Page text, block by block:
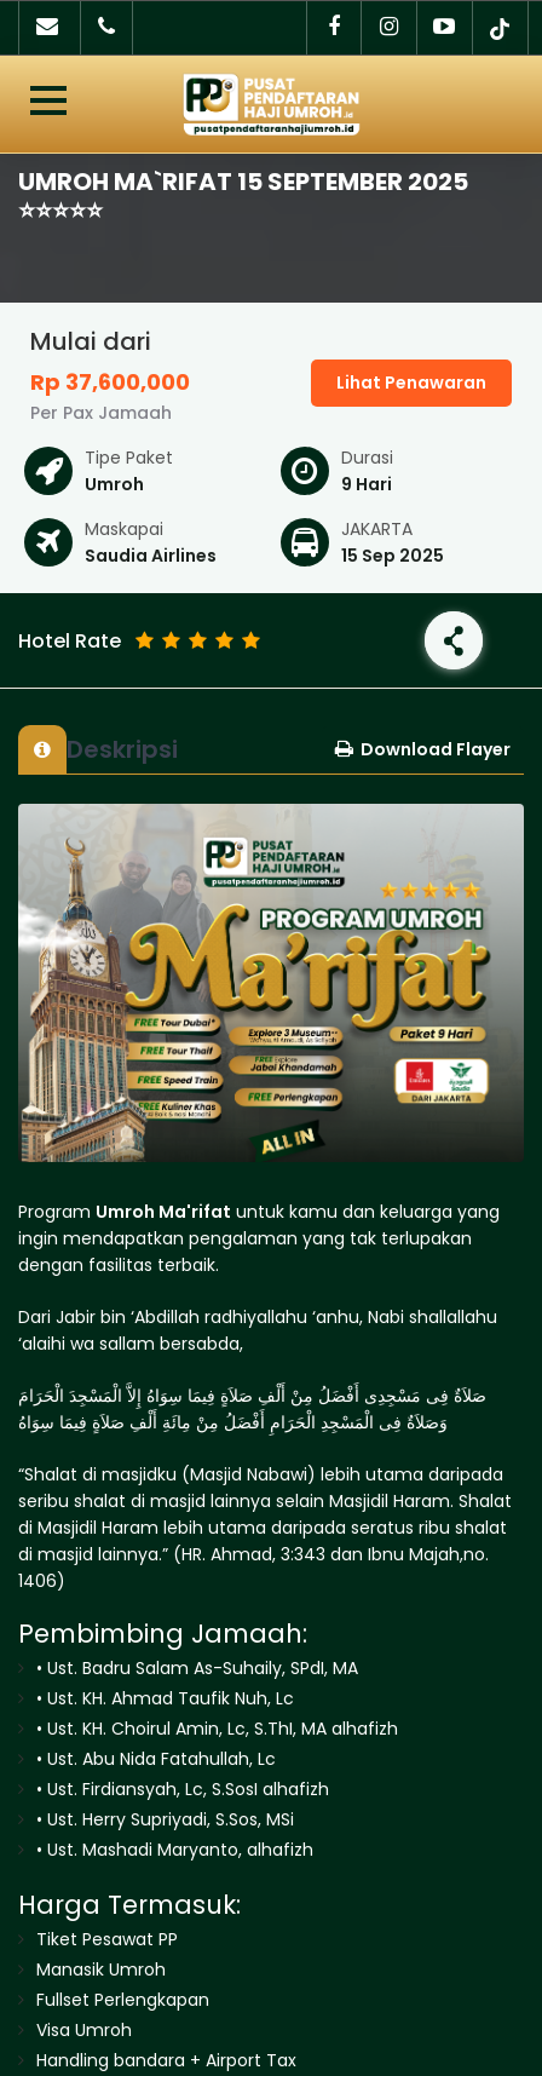
UMROH MA`RIFAT 15 SEPTEMBER 2025
⭐️⭐️⭐️⭐️⭐️
Tipe Paket
Umroh
Durasi
9 Hari
Maskapai
Saudia Airlines
JAKARTA
15 Sep 2025
Mulai dari
Rp 37,600,000
Per Pax Jamaah
Lihat Penawaran
Hotel Rate
Deskripsi Download Flayer
Program Umroh Ma'rifat untuk kamu dan keluarga yang
ingin mendapatkan pengalaman yang tak terlupakan
dengan fasilitas terbaik.
Dari Jabir bin ‘Abdillah radhiyallahu ‘anhu, Nabi shallallahu
‘alaihi wa sallam bersabda,
صَلاَةٌ فِى مَسْجِدِى أَفْضَلُ مِنْ أَلْفِ صَلاَةٍ فِيمَا سِوَاهُ إِلاَّ الْمَسْجِدَ الْحَرَامَ
وَصَلاَةٌ فِى الْمَسْجِدِ الْحَرَامِ أَفْضَلُ مِنْ مِائَةِ أَلْفِ صَلاَةٍ فِيمَا سِوَاهُ
“Shalat di masjidku (Masjid Nabawi) lebih utama daripada
seribu shalat di masjid lainnya selain Masjidil Haram. Shalat
di Masjidil Haram lebih utama daripada seratus ribu shalat
di masjid lainnya.” (HR. Ahmad, 3:343 dan Ibnu Majah,no.
1406)
Pembimbing Jamaah:
•⁠ ⁠Ust. Badru Salam As-Suhaily, SPdI, MA
•⁠ ⁠Ust. KH. Ahmad Taufik Nuh, Lc
•⁠ ⁠Ust. KH. Choirul Amin, Lc, S.ThI, MA alhafizh
•⁠ ⁠Ust. Abu Nida Fatahullah, Lc
•⁠ ⁠Ust. Firdiansyah, Lc, S.SosI alhafizh
•⁠ ⁠Ust. Herry Supriyadi, S.Sos, MSi
•⁠ ⁠Ust. Mashadi Maryanto, alhafizh
Harga Termasuk:
Tiket Pesawat PP
Manasik Umroh
Fullset Perlengkapan
Visa Umroh
Handling bandara + Airport Tax